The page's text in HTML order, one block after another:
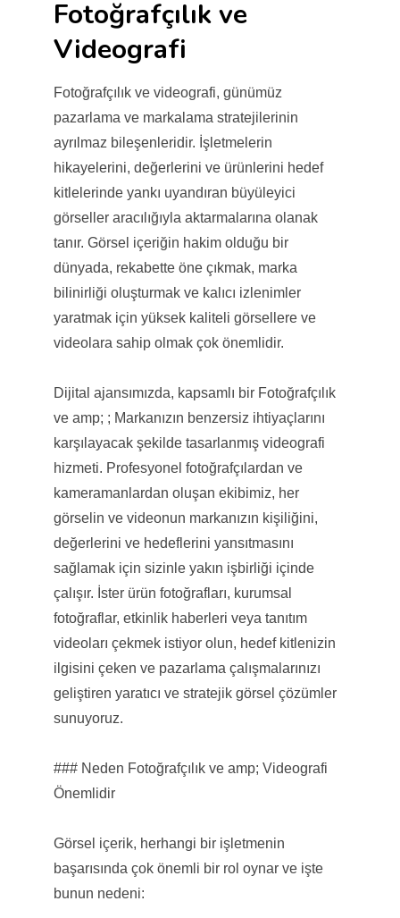
Fotoğrafçılık ve
Videografi
Fotoğrafçılık ve videografi, günümüz
pazarlama ve markalama stratejilerinin
ayrılmaz bileşenleridir. İşletmelerin
hikayelerini, değerlerini ve ürünlerini hedef
kitlelerinde yankı uyandıran büyüleyici
görseller aracılığıyla aktarmalarına olanak
tanır. Görsel içeriğin hakim olduğu bir
dünyada, rekabette öne çıkmak, marka
bilinirliği oluşturmak ve kalıcı izlenimler
yaratmak için yüksek kaliteli görsellere ve
videolara sahip olmak çok önemlidir.
Dijital ajansımızda, kapsamlı bir Fotoğrafçılık
ve amp; ; Markanızın benzersiz ihtiyaçlarını
karşılayacak şekilde tasarlanmış videografi
hizmeti. Profesyonel fotoğrafçılardan ve
kameramanlardan oluşan ekibimiz, her
görselin ve videonun markanızın kişiliğini,
değerlerini ve hedeflerini yansıtmasını
sağlamak için sizinle yakın işbirliği içinde
çalışır. İster ürün fotoğrafları, kurumsal
fotoğraflar, etkinlik haberleri veya tanıtım
videoları çekmek istiyor olun, hedef kitlenizin
ilgisini çeken ve pazarlama çalışmalarınızı
geliştiren yaratıcı ve stratejik görsel çözümler
sunuyoruz.
### Neden Fotoğrafçılık ve amp; Videografi
Önemlidir
Görsel içerik, herhangi bir işletmenin
başarısında çok önemli bir rol oynar ve işte
bunun nedeni: